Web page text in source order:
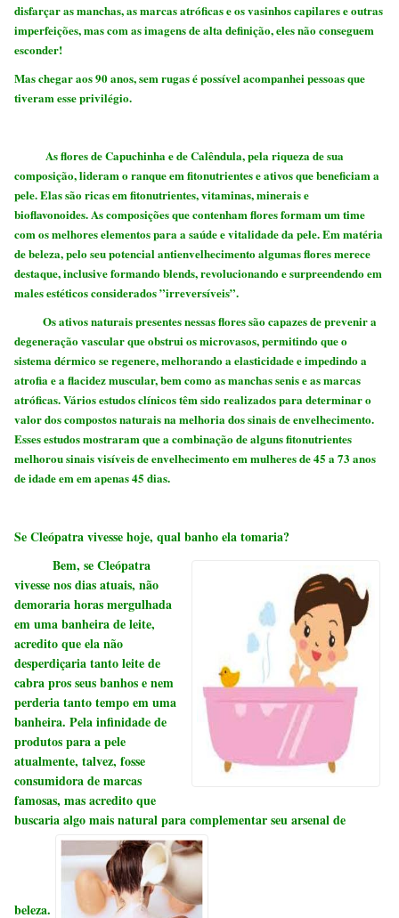
disfarçar as manchas, as marcas atróficas e os vasinhos capilares e outras
imperfeições, mas com as imagens de alta definição, eles não conseguem
esconder!
Mas chegar aos 90 anos, sem rugas é possível acompanhei pessoas que
tiveram esse privilégio.
As flores de Capuchinha e de Calêndula, pela riqueza de sua
composição, lideram o ranque em fitonutrientes e ativos que beneficiam a
pele. Elas são ricas em fitonutrientes, vitaminas, minerais e
bioflavonoides. As composições que contenham flores formam um time
com os melhores elementos para a saúde e vitalidade da pele. Em matéria
de beleza, pelo seu potencial antienvelhecimento algumas flores merece
destaque, inclusive formando blends, revolucionando e surpreendendo em
males estéticos considerados ”irreversíveis”.
Os ativos naturais presentes nessas flores são capazes de prevenir a
degeneração vascular que obstrui os microvasos, permitindo que o
sistema dérmico se regenere, melhorando a elasticidade e impedindo a
atrofia e a flacidez muscular, bem como as manchas senis e as marcas
atróficas.Vários estudos clínicos têm sido realizados para determinar o
valor dos compostos naturais na melhoria dos sinais de envelhecimento.
Esses estudos mostraram que a combinação de alguns fitonutrientes
melhorou sinais visíveis de envelhecimento em mulheres de 45 a 73 anos
de idade em em apenas 45 dias.
Se Cleópatra vivesse hoje, qual banho ela tomaria?
Bem, se Cleópatra
vivesse nos dias atuais, não
demoraria horas mergulhada
em uma banheira de leite,
acredito que ela não
desperdiçaria tanto leite de
cabra pros seus banhos e nem
perderia tanto tempo em uma
banheira.Pela infinidade de
produtos para a pele
atualmente, talvez, fosse
consumidora de marcas
famosas, mas acredito que
buscaria algo mais natural para complementar seu arsenal de
beleza.